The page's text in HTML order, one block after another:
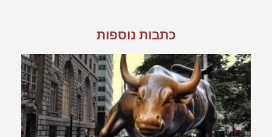
כתבות נוספות